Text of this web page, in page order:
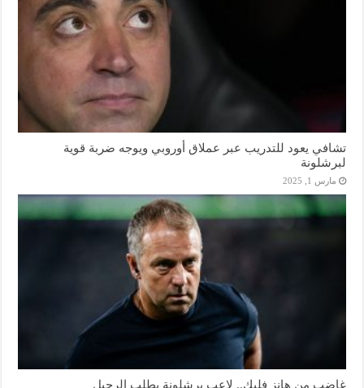
تشافي يعود للتدريب عبر عملاق أوروبي ويوجه ضربة قوية
لبرشلونة
مارس 1, 2025
غاضب من هانز فليك.. لاعب برشلونة يطلب الرحيل